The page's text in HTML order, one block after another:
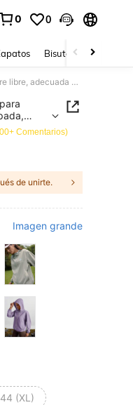
0 0
Bisutería Y
In My Nature Chaqueta con capucha para senderismo al aire libre, adecuada para acampada, trekking y desplazamientos urbanos
Comentarios)
de unirte.
Imagen grande
44 (XL)